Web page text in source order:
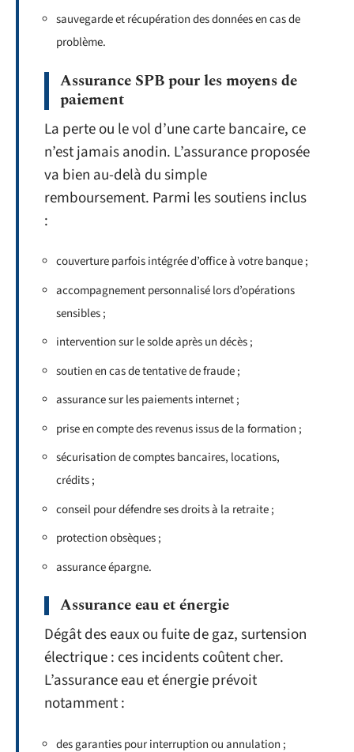
sauvegarde et récupération des données en cas de
problème.
Assurance SPB pour les moyens de
paiement
La perte ou le vol d’une carte bancaire, ce
n’est jamais anodin. L’assurance proposée
va bien au-delà du simple
remboursement. Parmi les soutiens inclus
:
couverture parfois intégrée d’office à votre banque ;
accompagnement personnalisé lors d’opérations
sensibles ;
intervention sur le solde après un décès ;
soutien en cas de tentative de fraude ;
assurance sur les paiements internet ;
prise en compte des revenus issus de la formation ;
sécurisation de comptes bancaires, locations,
crédits ;
conseil pour défendre ses droits à la retraite ;
protection obsèques ;
assurance épargne.
Assurance eau et énergie
Dégât des eaux ou fuite de gaz, surtension
électrique : ces incidents coûtent cher.
L’assurance eau et énergie prévoit
notamment :
des garanties pour interruption ou annulation ;